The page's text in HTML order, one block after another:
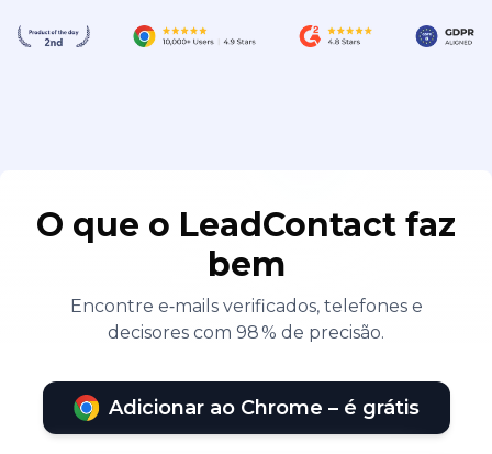
O que o LeadContact faz
bem
Encontre e‑mails verificados, telefones e
decisores com 98 % de precisão.
Adicionar ao Chrome – é grátis